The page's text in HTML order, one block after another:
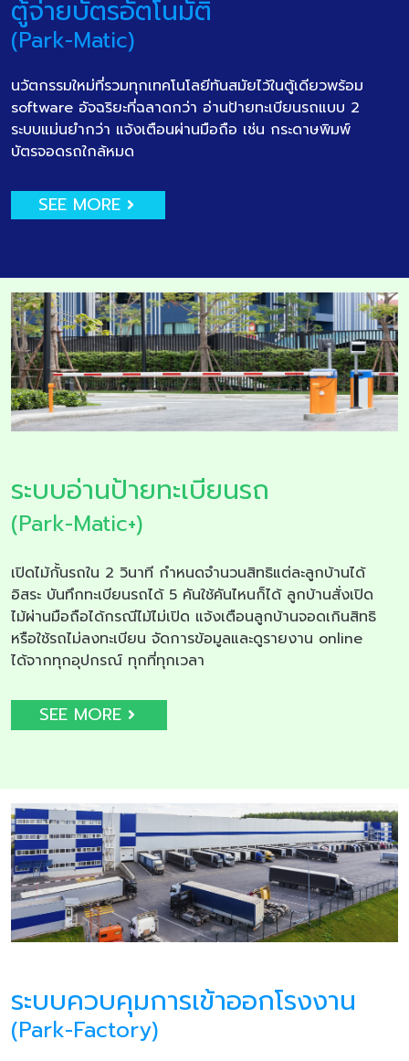
ตู้จ่ายบัตรอัตโนมัติ
(Park-Matic)
นวัตกรรมใหม่ที่รวมทุกเทคโนโลยีทันสมัยไว้ในตู้เดียวพร้อม
software อัจฉริยะที่ฉลาดกว่า อ่านป้ายทะเบียนรถแบบ 2
ระบบแม่นยำกว่า แจ้งเตือนผ่านมือถือ เช่น กระดาษพิมพ์
บัตรจอดรถใกล้หมด
SEE MORE
ระบบอ่านป้ายทะเบียนรถ
(Park-Matic+)
เปิดไม้กั้นรถใน 2 วินาที กำหนดจำนวนสิทธิแต่ละลูกบ้านได้
อิสระ บันทึกทะเบียนรถได้ 5 คันใช้คันไหนก็ได้ ลูกบ้านสั่งเปิด
ไม้ผ่านมือถือได้กรณีไม้ไม่เปิด แจ้งเตือนลูกบ้านจอดเกินสิทธิ
หรือใช้รถไม่ลงทะเบียน จัดการข้อมูลและดูรายงาน online
ได้จากทุกอุปกรณ์ ทุกที่ทุกเวลา
SEE MORE
ระบบควบคุมการเข้าออกโรงงาน
(Park-Factory)